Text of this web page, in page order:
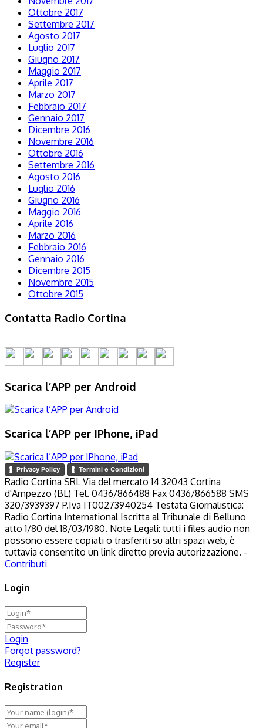
Ottobre 2017
Settembre 2017
Agosto 2017
Luglio 2017
Giugno 2017
Maggio 2017
Aprile 2017
Marzo 2017
Febbraio 2017
Gennaio 2017
Dicembre 2016
Novembre 2016
Ottobre 2016
Settembre 2016
Agosto 2016
Luglio 2016
Giugno 2016
Maggio 2016
Aprile 2016
Marzo 2016
Febbraio 2016
Gennaio 2016
Dicembre 2015
Novembre 2015
Ottobre 2015
Contatta Radio Cortina
Scarica l’APP per Android
Scarica l’APP per IPhone, iPad
Privacy Policy Termini e Condizioni
Radio Cortina SRL Via del mercato 14 32043 Cortina
d'Ampezzo (BL) Tel. 0436/866488 Fax 0436/866588 SMS
320/3939397 P.Iva IT00273940254 Testata Giornalistica:
Radio Cortina International Iscritta al Tribunale di Belluno
atto 1/80 del 18/03/1980. Note Legali: tutti i files audio non
possono essere copiati o trasferiti su altri spazi web, è
tuttavia consentito un link diretto previa autorizzazione. -
Contributi
Login
Login
Forgot password?
Register
Registration